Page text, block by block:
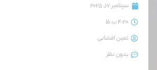
سپتامبر 17, 2025
4:20 ب.ظ
ثمین افشانی
بدون نظر